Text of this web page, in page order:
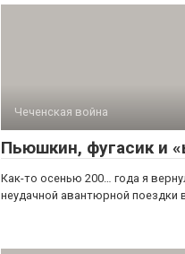
Чеченская война
Пьюшкин, фугасик и
Как-то осенью 200… года я
неудачной авантюрной поездки